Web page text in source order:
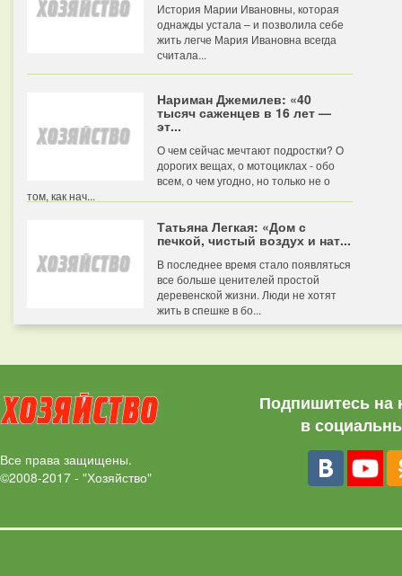
История Марии Ивановны, которая
однажды устала – и позволила себе
жить легче Мария Ивановна всегда
считала...
Нариман Джемилев: «40
тысяч саженцев в 16 лет —
эт...
О чем сейчас мечтают подростки? О
дорогих вещах, о мотоциклах - обо
всем, о чем угодно, но только не о
том, как нач...
Татьяна Легкая: «Дом с
печкой, чистый воздух и нат...
В последнее время стало появляться
все больше ценителей простой
деревенской жизни. Люди не хотят
жить в спешке в бо...
Все права защищены.
©2008-2017 - "Хозяйство"
Подпишитесь на
в